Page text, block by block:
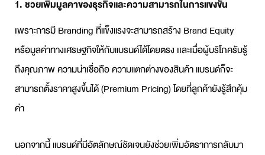
1. ช่วยเพิ่มมูลค่าของธุรกิจและความสามารถในการแข่งขัน
เพราะการมีBrandingที่แข็งแรงจะสามารถสร้าง Brand Equity
หรือมูลค่าทางเศรษฐกิจให้กับแบรนด์ได้โดยตรง เเละเมื่อผู้บริโภครับรู้
ถึงคุณภาพ ความน่าเชื่อถือ ความแตกต่างของสินค้า แบรนด์ก็จะ
สามารถตั้งราคาสูงขึ้นได้ (Premium Pricing) โดยที่ลูกค้ายังรู้สึกคุ้ม
ค่า
นอกจากนี้ แบรนด์ที่มีอัตลักษณ์ชัดเจนยังช่วยเพิ่มอัตราการกลับมา